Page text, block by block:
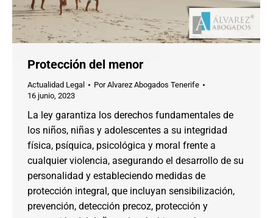
Protección del menor
Actualidad Legal PorAlvarez Abogados Tenerife
16 junio, 2023
La ley garantiza los derechos fundamentales de
los niños, niñas y adolescentes a su integridad
física, psíquica, psicológica y moral frente a
cualquier violencia, asegurando el desarrollo de su
personalidad y estableciendo medidas de
protección integral, que incluyan sensibilización,
prevención, detección precoz, protección y